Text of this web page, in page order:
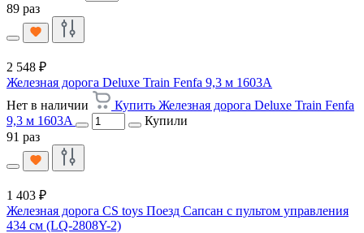
89 раз
2 548 ₽
Железная дорога Deluxe Train Fenfa 9,3 м 1603A
Нет в наличии
Купить Железная дорога Deluxe Train Fenfa
9,3 м 1603A
Купили
91 раз
1 403 ₽
Железная дорога CS toys Поезд Сапсан с пультом управления
434 см (LQ-2808Y-2)